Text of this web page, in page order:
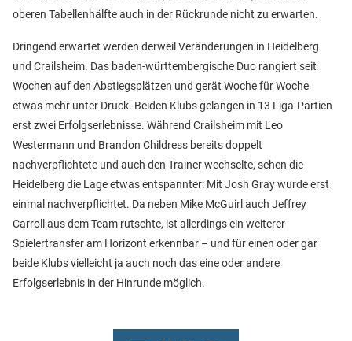
oberen Tabellenhälfte auch in der Rückrunde nicht zu erwarten.
Dringend erwartet werden derweil Veränderungen in Heidelberg
und Crailsheim. Das baden-württembergische Duo rangiert seit
Wochen auf den Abstiegsplätzen und gerät Woche für Woche
etwas mehr unter Druck. Beiden Klubs gelangen in 13 Liga-Partien
erst zwei Erfolgserlebnisse. Während Crailsheim mit Leo
Westermann und Brandon Childress bereits doppelt
nachverpflichtete und auch den Trainer wechselte, sehen die
Heidelberg die Lage etwas entspannter: Mit Josh Gray wurde erst
einmal nachverpflichtet. Da neben Mike McGuirl auch Jeffrey
Carroll aus dem Team rutschte, ist allerdings ein weiterer
Spielertransfer am Horizont erkennbar – und für einen oder gar
beide Klubs vielleicht ja auch noch das eine oder andere
Erfolgserlebnis in der Hinrunde möglich.